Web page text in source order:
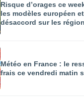
Risque d’orages ce
les modèles européen
désaccord sur les
Météo en France : le
frais ce vendredi matin